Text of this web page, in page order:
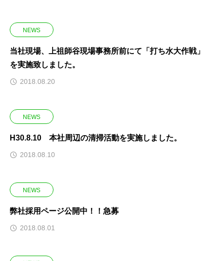
NEWS
当社現場、上祖師谷現場事務所前にて「打ち水大作戦」
を実施致しました。
2018.08.20
NEWS
H30.8.10 本社周辺の清掃活動を実施しました。
2018.08.10
NEWS
弊社採用ページ公開中！！急募
2018.08.01